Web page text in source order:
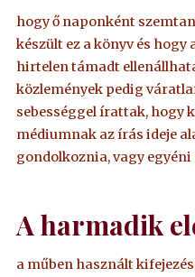
hogy ő naponként
készült ez a könyv és
hirtelen támadt
közlemények pedig
sebességgel írattak, hogy
médiumnak az írás ideje
gondolkoznia, vagy
A harmadik
a műben használt